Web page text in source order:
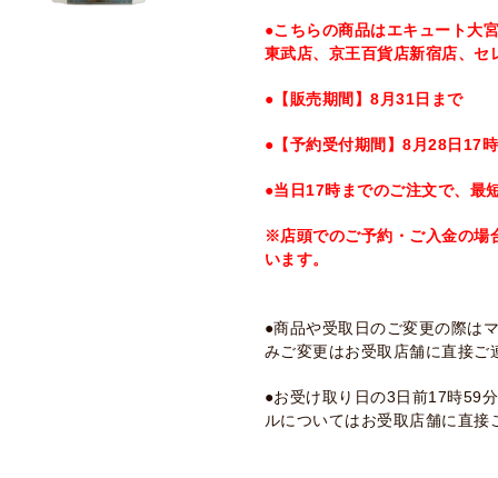
●こちらの商品はエキュート大
東武店、京王百貨店新宿店、
●【販売期間】8月31日まで
●【予約受付期間】8月28日17
●当日17時までのご注文で、最
※店頭でのご予約・ご入金の場
います。
●商品や受取日のご変更の際は
みご変更はお受取店舗に直接ご
●お受け取り日の3日前17時59
ルについてはお受取店舗に直接